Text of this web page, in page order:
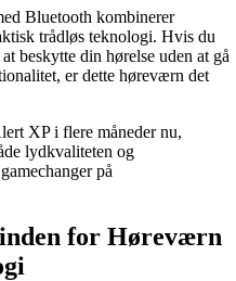
Bluetooth kombinerer
trådløs teknologi. Hvis du
beskytte din hørelse uden at gå
er dette høreværn det
XP i flere måneder nu,
lydkvaliteten og
på
for Høreværn